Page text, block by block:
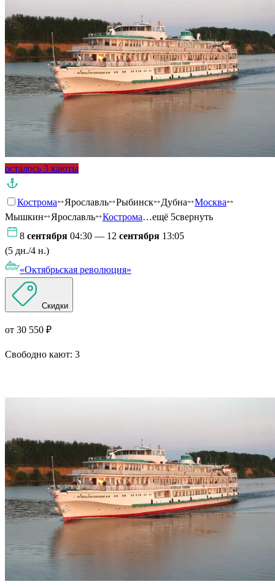
осталось 3 каюты
Кострома Ярославль Рыбинск Дубна
Москва
Мышкин
Ярославль Кострома…ещё 5свернуть
8 сентября 04:30 — 12 сентября 13:05
(5 дн./4 н.)
«Октябрьская революция»
Скидки
от 30 550 ₽
Свободно кают: 3